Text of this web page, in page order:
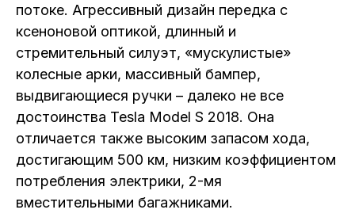
потоке. Агрессивный дизайн передка с
ксеноновой оптикой, длинный и
стремительный силуэт, «мускулистые»
колесные арки, массивный бампер,
выдвигающиеся ручки – далеко не все
достоинства Tesla Model S 2018. Она
отличается также высоким запасом хода,
достигающим 500 км, низким коэффициентом
потребления электрики, 2-мя
вместительными багажниками.